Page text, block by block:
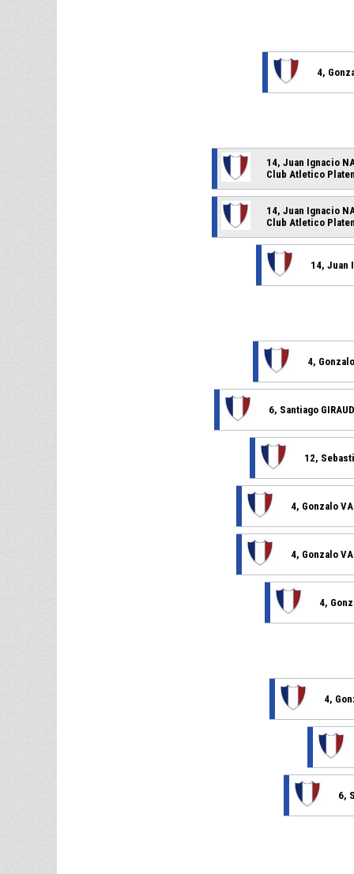
4,
14, Juan Ignacio
Club Atletico
14, Juan Ignacio
Club Atletico
14, Juan
4,
6, Santiago
12,
4, Gonzalo
4, Gonzalo
4,
4,
6,